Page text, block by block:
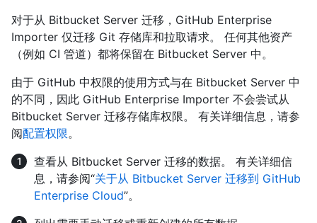
对于从 Bitbucket Server 迁移，GitHub Enterprise
Importer 仅迁移 Git 存储库和拉取请求。 任何其他资产
（例如 CI 管道）都将保留在 Bitbucket Server 中。
由于 GitHub 中权限的使用方式与在 Bitbucket Server 中
的不同，因此 GitHub Enterprise Importer 不会尝试从
Bitbucket Server 迁移存储库权限。 有关详细信息，请参
阅配置权限。
查看从 Bitbucket Server 迁移的数据。 有关详细信
息，请参阅“关于从 Bitbucket Server 迁移到 GitHub
Enterprise Cloud”。